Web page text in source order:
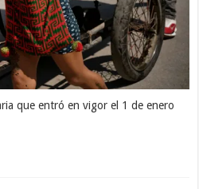
que entró en vigor el 1 de enero